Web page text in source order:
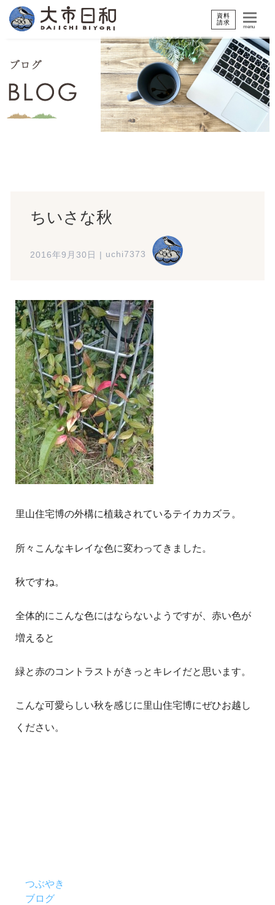
資料
請求
menu
ちいさな秋
2016年9月30日 | uchi7373
里山住宅博の外構に植栽されているテイカカズラ。
所々こんなキレイな色に変わってきました。
秋ですね。
全体的にこんな色にはならないようですが、赤い色が
増えると
緑と赤のコントラストがきっとキレイだと思います。
こんな可愛らしい秋を感じに里山住宅博にぜひお越し
ください。
つぶやき
ブログ